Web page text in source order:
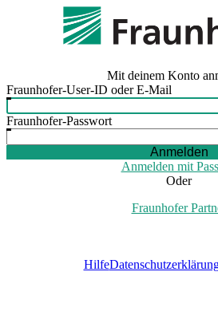
Mit deinem Konto
Fraunhofer-User-ID oder E-Mail
Fraunhofer-Passwort
Anmelden
Anmelden mit
Oder
Fraunhofer
Hilfe